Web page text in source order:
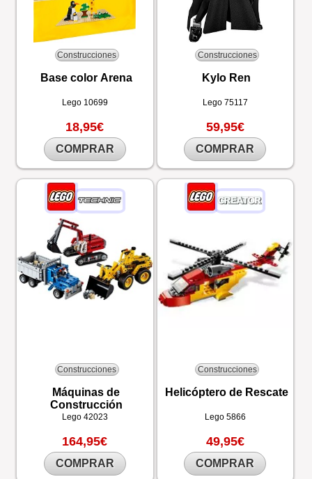
Construcciones
Base color Arena
Lego 10699
18,95€
COMPRAR
Construcciones
Kylo Ren
Lego 75117
59,95€
COMPRAR
Construcciones
Máquinas de
Construcción
Lego 42023
164,95€
COMPRAR
Construcciones
Helicóptero de Rescate
Lego 5866
49,95€
COMPRAR